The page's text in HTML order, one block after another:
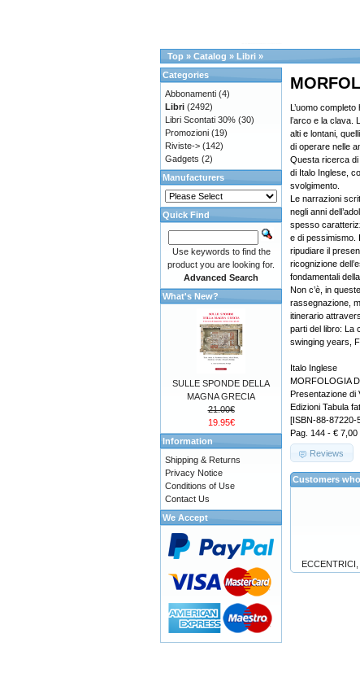
Top » Catalog » Libri »
L’uomo
l’arco e la clava.
alti e lontani,
di operare nelle
Questa ricerca di
di Italo Inglese,
svolgimento.
Le narrazioni
negli anni
spesso
e di pessimismo.
ripudiare il
ricognizione
fondamentali
Non c’è, in
rassegnazione,
itinerario
parti del libro: La
swinging years,
Italo Inglese
MORFOLOGIA
Presentazione di
Edizioni Tabula
[ISBN-88-87220-
Pag. 144 - € 7,00
Reviews
Customers
Categories
Abbonamenti (4)
Libri (2492)
Libri Scontati 30% (30)
Promozioni (19)
Riviste-> (142)
Gadgets (2)
Manufacturers
Quick Find
Use keywords to find the
product you are looking for.
Advanced Search
What's New?
SULLE SPONDE DELLA
MAGNA GRECIA
21.00€
19.95€
Information
Shipping & Returns
Privacy Notice
Conditions of Use
Contact Us
We Accept